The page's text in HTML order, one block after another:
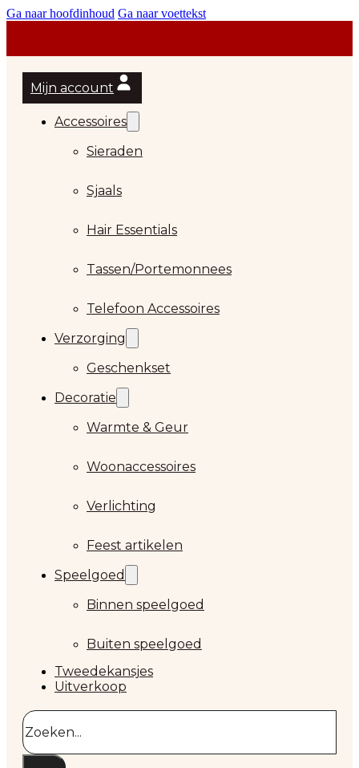
Ga naar hoofdinhoud Ga naar voettekst
Mijn account
Accessoires
Sieraden
Sjaals
Hair Essentials
Tassen/Portemonnees
Telefoon Accessoires
Verzorging
Geschenkset
Decoratie
Warmte & Geur
Woonaccessoires
Verlichting
Feest artikelen
Speelgoed
Binnen speelgoed
Buiten speelgoed
Tweedekansjes
Uitverkoop
Zoeken